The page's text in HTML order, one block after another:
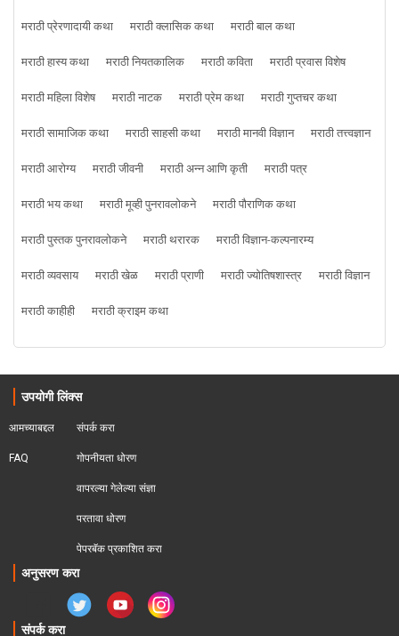
मराठी प्रेरणादायी कथा
मराठी क्लासिक कथा
मराठी बाल कथा
मराठी हास्य कथा
मराठी नियतकालिक मराठी कविता
मराठी प्रवास विशेष
मराठी महिला विशेष
मराठी नाटक मराठी प्रेम कथा
मराठी गुप्तचर कथा
मराठी सामाजिक कथा
मराठी साहसी कथा मराठी मानवी विज्ञान
मराठी तत्त्वज्ञान
मराठी आरोग्य
मराठी जीवनी मराठी अन्न आणि कृती
मराठी पत्र
मराठी भय कथा
मराठी मूव्ही पुनरावलोकने
मराठी पौराणिक कथा
मराठी पुस्तक पुनरावलोकने
मराठी थरारक
मराठी विज्ञान-कल्पनारम्य
मराठी व्यवसाय
मराठी खेळ मराठी प्राणी मराठी ज्योतिषशास्त्र
मराठी विज्ञान
मराठी काहीही
मराठी क्राइम कथा
उपयोगी लिंक्स
आमच्याबद्दल
FAQ
संपर्क करा
गोपनीयता धोरण
वापरल्या गेलेल्या संज्ञा
परतावा धोरण
पेपरबॅक प्रकाशित करा
अनुसरण करा
संपर्क करा